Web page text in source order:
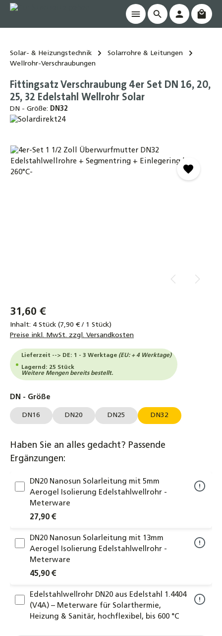
springen
Solar- & Heizungstechnik
Solarrohre & Leitungen
Wellrohr-Verschraubungen
Fittingsatz Verschraubung 4er Set DN 16, 20,
25, 32 Edelstahl Wellrohr Solar
DN - Größe: DN32
Bildergalerie überspringen
31,60 €
Inhalt: 4 Stück (7,90 € / 1 Stück)
Preise inkl. MwSt. zzgl. Versandkosten
Lieferzeit --> DE: 1 - 3 Werktage (EU: + 4 Werktage)
Lagernd: 25 Stück
Weitere Mengen bereits bestellt.
DN - Größe
DN16 DN20 DN25 DN32
Haben Sie an alles gedacht? Passende
Ergänzungen:
DN20 Nanosun Solarleitung mit 5mm
Aerogel Isolierung Edelstahlwellrohr -
Meterware
27,90 €
DN20 Nanosun Solarleitung mit 13mm
Aerogel Isolierung Edelstahlwellrohr -
Meterware
45,90 €
Edelstahlwellrohr DN20 aus Edelstahl 1.4404
(V4A) – Meterware für Solarthermie,
Heizung & Sanitär, hochflexibel, bis 600 °C